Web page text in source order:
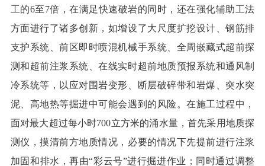
工的6至7倍，在满足快速破岩的同时，还在强化辅助工法
方面进行了诸多创新，如增设了大尺度扩挖设计、钢筋排
支护系统、前区即时喷混机械手系统、全周嵌藏式超前探
测和超前注浆系统、在线实时超前地质预报系统和通风制
冷系统等，以应对围岩变形、断层破碎带和岩爆、突水突
泥、高地热等掘进中可能会遇到的风险。在施工过程中，
面对最大超过每小时700立方米的涌水量，首先采用地质探
测仪，摸清前方地质情况，必要的情况下先提前进行注浆
加固和排水，再由“彩云号”进行掘进作业；同时通过调整